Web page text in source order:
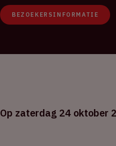
BEZOEKERSINFORMATIE
Op zaterdag 24 oktober